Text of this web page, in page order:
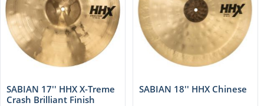
SABIAN 17'' HHX X-Treme
Crash Brilliant Finish
SABIAN 18'' HHX Chinese